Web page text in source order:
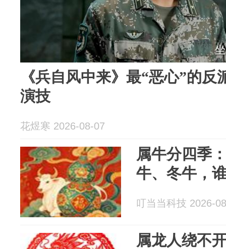
《兵自风中来》最“恶心”的
演技
花煜寒 2026-08-07
属牛分四季
牛、冬牛，
叮当当科技 2026-
属龙人绕不